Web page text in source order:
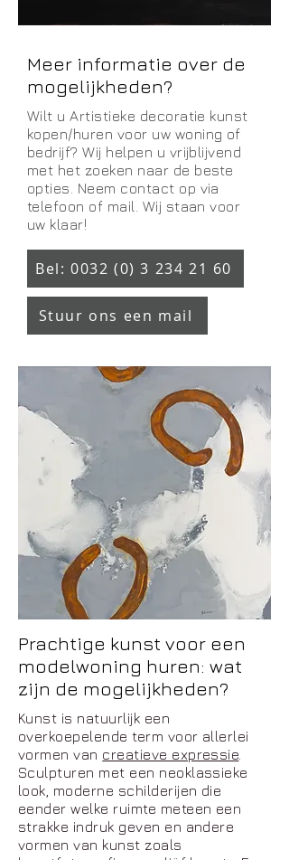
Meer informatie over de
mogelijkheden?
Wilt u Artistieke decoratie kunst
kopen/huren voor uw woning of
bedrijf? Wij helpen u vrijblijvend
met het zoeken naar de beste
opties. Neem contact op via
telefoon of mail. Wij staan voor
uw klaar!
Bel: 0032 (0) 3 234 21 60
Stuur ons een mail
Prachtige kunst voor een
modelwoning huren: wat
zijn de mogelijkheden?
Kunst is natuurlijk een
overkoepelende term voor allerlei
vormen van creatieve expressie
Sculpturen met een neoklassieke
look, moderne schilderijen die
eender welke ruimte meteen een
strakke indruk geven en andere
vormen van kunst zoals